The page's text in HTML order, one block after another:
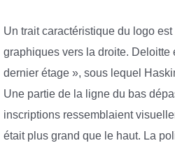
Un trait caractéristique du logo
graphiques vers la droite. Deloitte
dernier étage », sous lequel
Une partie de la ligne du bas
inscriptions ressemblaient
était plus grand que le haut. La